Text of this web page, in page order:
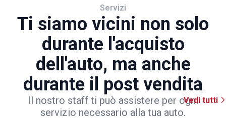
Servizi
Ti siamo vicini non solo
durante l'acquisto
dell'auto, ma anche
durante il post vendita
Il nostro staff ti può assistere per ogni
servizio necessario alla tua auto.
Vedi tutti